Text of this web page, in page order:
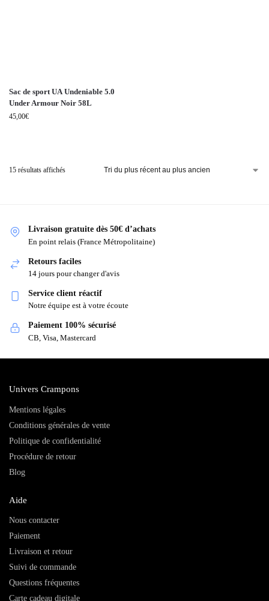
Sac de sport UA Undeniable 5.0
Under Armour Noir 58L
45,00€
15 résultats affichés
Livraison gratuite dès 50€ d’achats
En point relais (France Métropolitaine)
Retours faciles
14 jours pour changer d'avis
Service client réactif
Notre équipe est à votre écoute
Paiement 100% sécurisé
CB, Visa, Mastercard
Univers Crampons
Mentions légales
Conditions générales de vente
Politique de confidentialité
Procédure de retour
Blog
Aide
Nous contacter
Paiement
Livraison et retour
Suivi de commande
Questions fréquentes
Carte cadeau digitale